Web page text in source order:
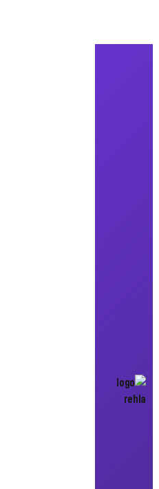
مرحلة ما قبل المدرسة
Preschool of Aït Ahmed